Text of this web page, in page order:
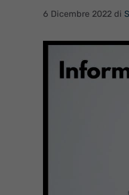
6 Dicembre 2022 di